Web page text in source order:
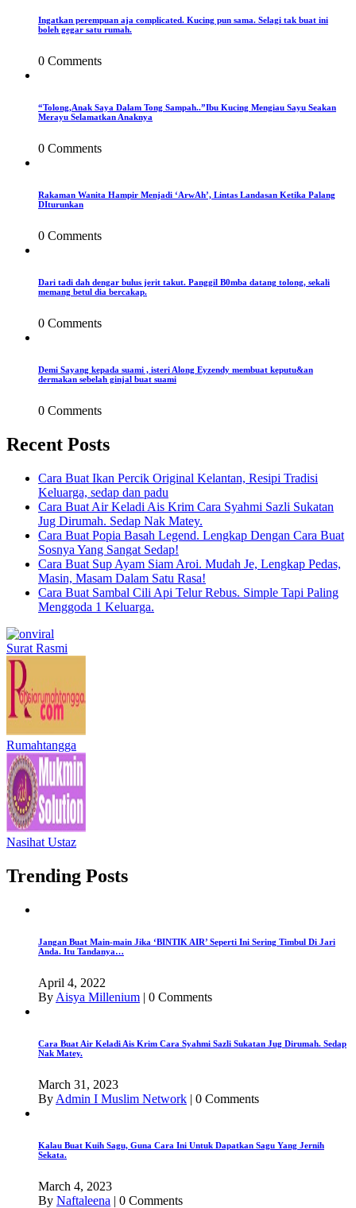
Ingatkan perempuan aja complicated. Kucing pun sama. Selagi tak buat ini
boleh gegar satu rumah.
0 Comments
“Tolong,Anak Saya Dalam Tong Sampah..”Ibu Kucing Mengiau Sayu Seakan
Merayu Selamatkan Anaknya
0 Comments
Rakaman Wanita Hampir Menjadi ‘ArwAh’, Lintas Landasan Ketika Palang
DIturunkan
0 Comments
Dari tadi dah dengar bulus jerit takut. Panggil B0mba datang tolong, sekali
memang betul dia bercakap.
0 Comments
Demi Sayang kepada suami , isteri Along Eyzendy membuat keputu&an
dermakan sebelah ginjal buat suami
0 Comments
Recent Posts
Cara Buat Ikan Percik Original Kelantan, Resipi Tradisi
Keluarga, sedap dan padu
Cara Buat Air Keladi Ais Krim Cara Syahmi Sazli Sukatan
Jug Dirumah. Sedap Nak Matey.
Cara Buat Popia Basah Legend. Lengkap Dengan Cara Buat
Sosnya Yang Sangat Sedap!
Cara Buat Sup Ayam Siam Aroi. Mudah Je, Lengkap Pedas,
Masin, Masam Dalam Satu Rasa!
Cara Buat Sambal Cili Api Telur Rebus. Simple Tapi Paling
Menggoda 1 Keluarga.
Surat Rasmi
Rumahtangga
Nasihat Ustaz
Trending Posts
Jangan Buat Main-main Jika ‘BINTIK AIR’ Seperti Ini Sering Timbul Di Jari
Anda. Itu Tandanya…
April 4, 2022
By Aisya Millenium | 0 Comments
Cara Buat Air Keladi Ais Krim Cara Syahmi Sazli Sukatan Jug Dirumah. Sedap
Nak Matey.
March 31, 2023
By Admin I Muslim Network | 0 Comments
Kalau Buat Kuih Sagu, Guna Cara Ini Untuk Dapatkan Sagu Yang Jernih
Sekata.
March 4, 2023
By Naftaleena | 0 Comments